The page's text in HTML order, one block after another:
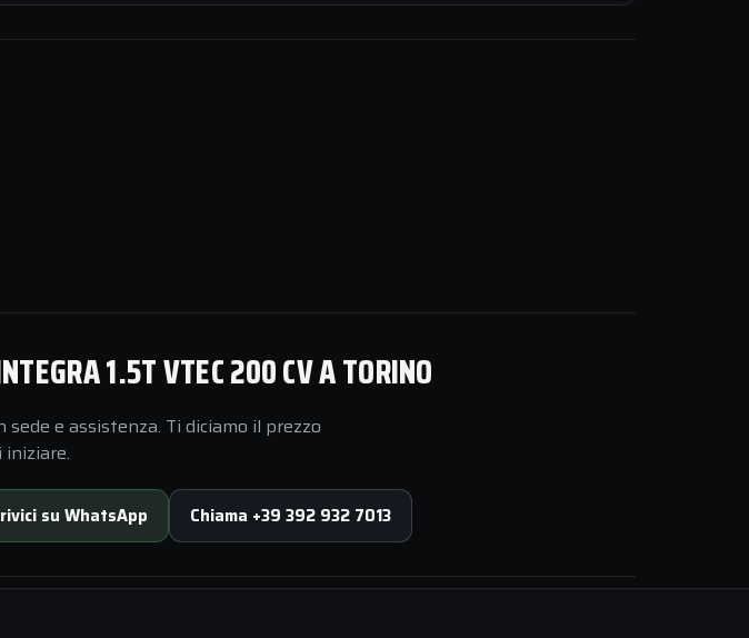
1.5T VTEC 200 CV A TORINO
e assistenza. Ti diciamo il prezzo
iniziare.
su WhatsApp Chiama +39 392 932 7013